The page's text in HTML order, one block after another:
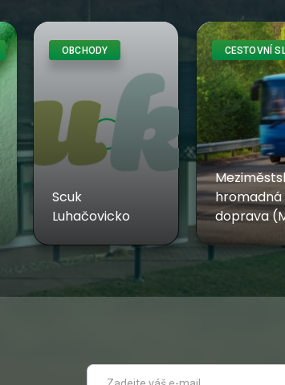
Scuk
Luhačovicko
OBCHODY
hromadná
doprava
CESTOVNÍ